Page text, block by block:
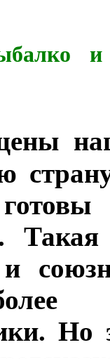
и
и
Но